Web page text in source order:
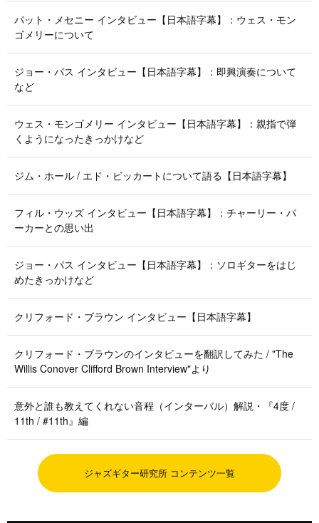
パット・メセニー インタビュー【日本語字幕】：ウェス・モン
ゴメリーについて
ジョー・パス インタビュー【日本語字幕】：即興演奏について
など
ウェス・モンゴメリー インタビュー【日本語字幕】：親指で弾
くようになったきっかけなど
ジム・ホール / エド・ビッカートについて語る【日本語字幕】
フィル・ウッズ インタビュー【日本語字幕】：チャーリー・パ
ーカーとの思い出
ジョー・パス インタビュー【日本語字幕】：ソロギターをはじ
めたきっかけなど
クリフォード・ブラウン インタビュー【日本語字幕】
クリフォード・ブラウンのインタビューを翻訳してみた / "The
Willis Conover Clifford Brown Interview"より
意外と誰も教えてくれない音程（インターバル）解説・『4度 /
11th / #11th』編
ジャズギター研究所 コンテンツ一覧